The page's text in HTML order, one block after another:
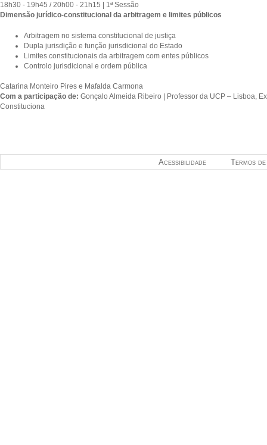
18h30 - 19h45 / 20h00 - 21h15 | 1ª Sessão
Dimensão jurídico-constitucional da arbitragem e limites públicos
Arbitragem no sistema constitucional de justiça
Dupla jurisdição e função jurisdicional do Estado
Limites constitucionais da arbitragem com entes públicos
Controlo jurisdicional e ordem pública
Catarina Monteiro Pires e Mafalda Carmona
Com a participação de: Gonçalo Almeida Ribeiro | Professor da UCP – Lisboa,
Constituciona
Termos
Acessibilidade